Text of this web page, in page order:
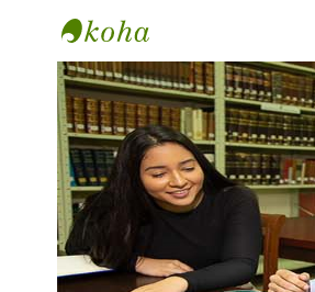
Biblioteca Universidad